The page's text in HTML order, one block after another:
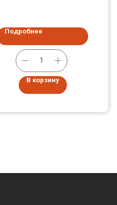
Подробнее
В корзину